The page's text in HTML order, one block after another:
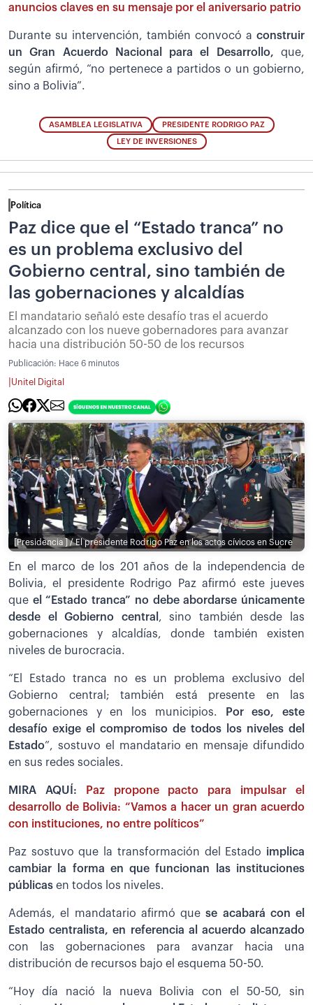
anuncios claves en su mensaje por el aniversario patrio
Durante su intervención, también convocó a construir
un Gran Acuerdo Nacional para el Desarrollo, que,
según afirmó, “no pertenece a partidos o un gobierno,
sino a Bolivia”.
ASAMBLEA LEGISLATIVA PRESIDENTE RODRIGO PAZ
LEY DE INVERSIONES
Política
Paz dice que el “Estado tranca” no
es un problema exclusivo del
Gobierno central, sino también de
las gobernaciones y alcaldías
El mandatario señaló este desafío tras el acuerdo
alcanzado con los nueve gobernadores para avanzar
hacia una distribución 50-50 de los recursos
Publicación: Hace 6 minutos
Unitel Digital
[Presidencia ] / El presidente Rodrigo Paz en los actos cívicos en Sucre
En el marco de los 201 años de la independencia de
Bolivia, el presidente Rodrigo Paz afirmó este jueves
que el “Estado tranca” no debe abordarse únicamente
desde el Gobierno central , sino también desde las
gobernaciones y alcaldías, donde también existen
niveles de burocracia.
“El Estado tranca no es un problema exclusivo del
Gobierno central; también está presente en las
gobernaciones y en los municipios.
Por eso, este
desafío exige el compromiso de todos los niveles del
Estado”, sostuvo el mandatario en mensaje difundido
en sus redes sociales.
MIRA AQUÍ:
Paz propone pacto para impulsar el
desarrollo de Bolivia: “Vamos a hacer un gran acuerdo
con instituciones, no entre políticos”
Paz sostuvo que la transformación del Estado implica
cambiar la forma en que funcionan las instituciones
públicas en todos los niveles.
Además, el mandatario afirmó quese acabará con el
Estado centralista, en referencia al acuerdo alcanzado
con las gobernaciones para avanzar hacia una
distribución de recursos bajo el esquema 50-50.
“Hoy día nació la nueva Bolivia con el 50-50, sin